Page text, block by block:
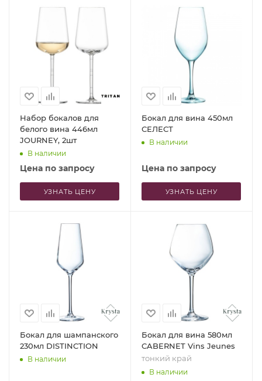
Набор бокалов для
белого вина 446мл
JOURNEY, 2шт
В наличии
Цена по запросу
УЗНАТЬ ЦЕНУ
Бокал для вина 450мл
СЕЛЕСТ
В наличии
Цена по запросу
УЗНАТЬ ЦЕНУ
Бокал для шампанского
230мл DISTINCTION
В наличии
Бокал для вина 580мл
CABERNET Vins Jeunes
тонкий край
В наличии